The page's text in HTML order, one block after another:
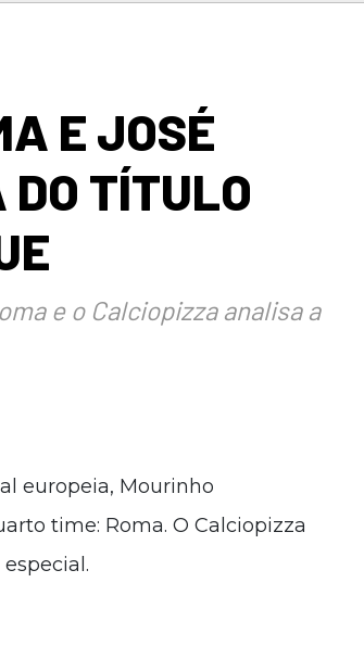
E JOSÉ
TÍTULO
e o Calciopizza analisa a
europeia, Mourinho
time: Roma. O Calciopizza